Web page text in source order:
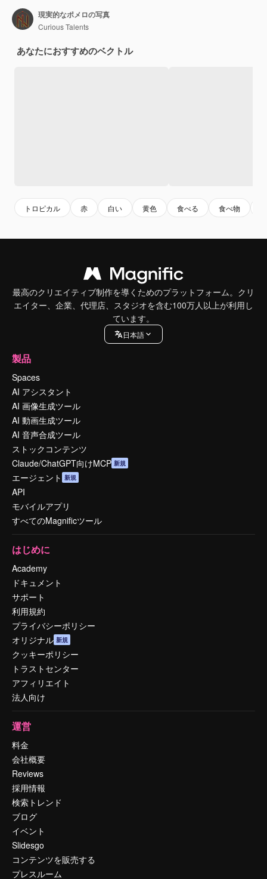
現実的なポメロの写真
Curious Talents
あなたにおすすめのベクトル
トロピカル 赤 白い 黄色 食べる 食べ物
最高のクリエイティブ制作を導くためのプラットフォーム。クリ
エイター、企業、代理店、スタジオを含む100万人以上が利用し
ています。
日本語
製品
Spaces
AI アシスタント
AI 画像生成ツール
AI 動画生成ツール
AI 音声合成ツール
ストックコンテンツ
Claude/ChatGPT向けMCP 新規
エージェント 新規
API
モバイルアプリ
すべてのMagnificツール
はじめに
Academy
ドキュメント
サポート
利用規約
プライバシーポリシー
オリジナル 新規
クッキーポリシー
トラストセンター
アフィリエイト
法人向け
運営
料金
会社概要
Reviews
採用情報
検索トレンド
ブログ
イベント
Slidesgo
コンテンツを販売する
プレスルーム